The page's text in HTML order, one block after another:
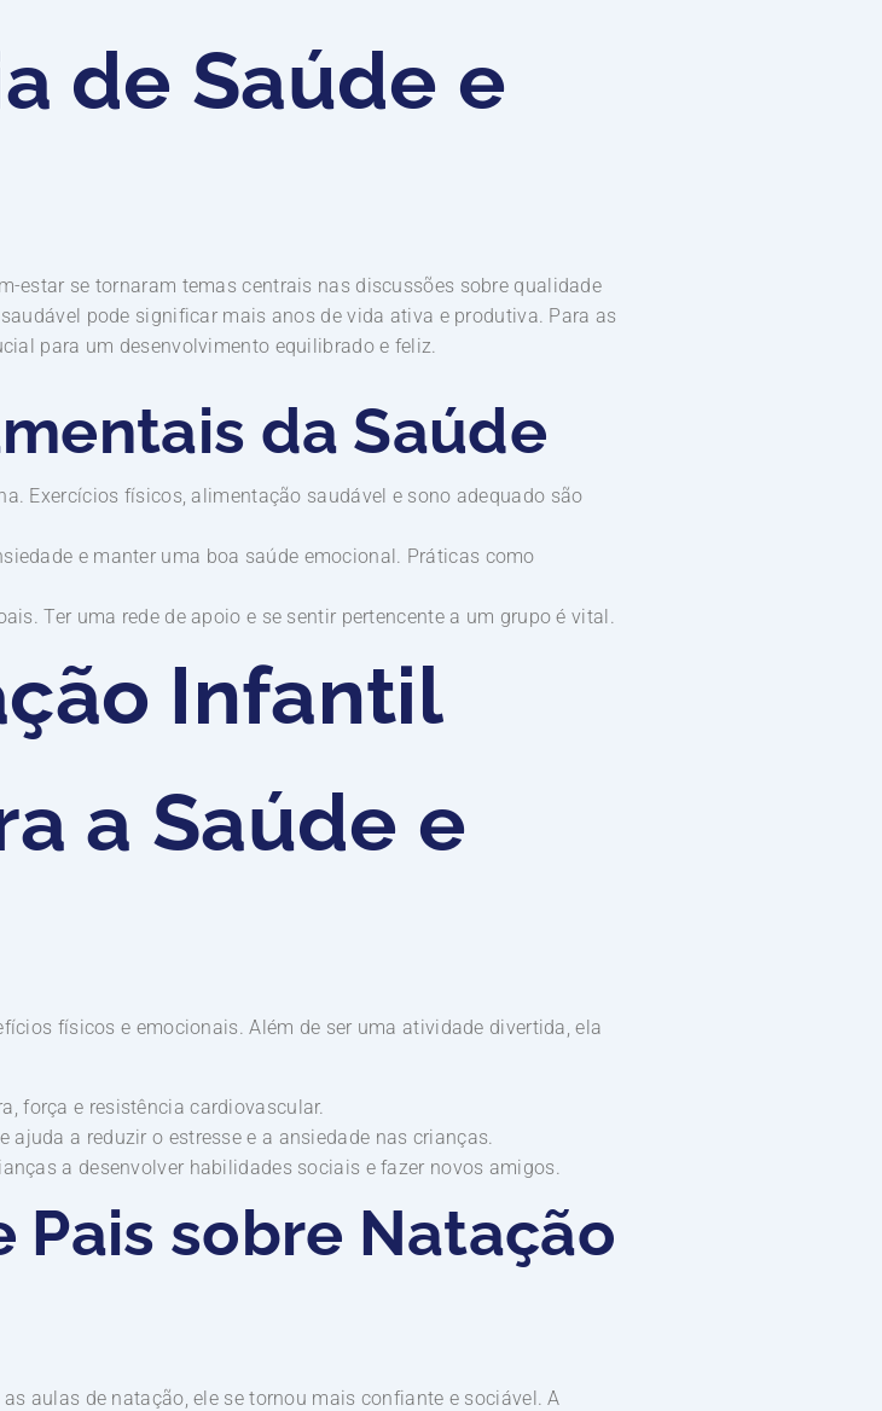
de Saúde e
estar se tornaram temas centrais nas discussões sobre qualidade
pode significar mais anos de vida ativa e produtiva. Para as
para um desenvolvimento equilibrado e feliz.
da Saúde
Exercícios físicos, alimentação saudável e sono adequado são
e manter uma boa saúde emocional. Práticas como
Ter uma rede de apoio e se sentir pertencente a um grupo é vital.
Infantil
a Saúde e
físicos e emocionais. Além de ser uma atividade divertida, ela
força e resistência cardiovascular.
a reduzir o estresse e a ansiedade nas crianças.
a desenvolver habilidades sociais e fazer novos amigos.
Pais sobre Natação
aulas de natação, ele se tornou mais confiante e sociável. A